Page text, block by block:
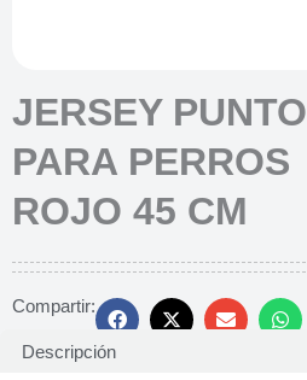
JERSEY PUNTO
PARA PERROS
ROJO 45 CM
Compartir:
Descripción